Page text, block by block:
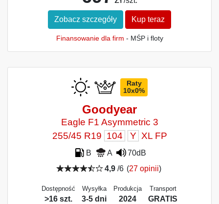
Zobacz szczegóły Kup teraz
Finansowanie dla firm - MŚP i floty
Raty
10x0%
Goodyear
Eagle F1 Asymmetric 3
255/45 R19 104 Y XL FP
B A
70dB
4,9/6 (27 opinii)
Dostępność
>16 szt.
Wysyłka
3-5 dni
Produkcja
2024
Transport
GRATIS